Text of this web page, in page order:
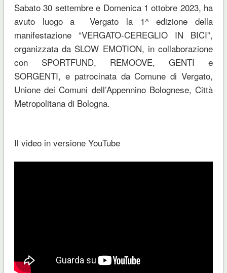
Sabato 30 settembre e Domenica 1 ottobre 2023, ha
avuto luogo a Vergato la 1^ edizione della
manifestazione “VERGATO-CEREGLIO IN BICI”,
organizzata da SLOW EMOTION, in collaborazione
con SPORTFUND, REMOOVE, GENTI e
SORGENTI, e patrocinata da Comune di Vergato,
Unione dei Comuni dell’Appennino Bolognese, Città
Metropolitana di Bologna.
Il video in versione YouTube